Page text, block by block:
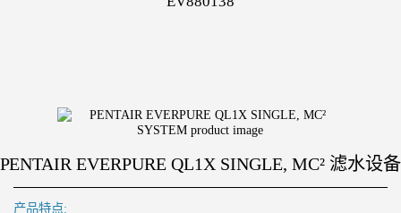
PENTAIR EVERPURE QL1X SINGLE, MC² 滤水设备
产品特点: